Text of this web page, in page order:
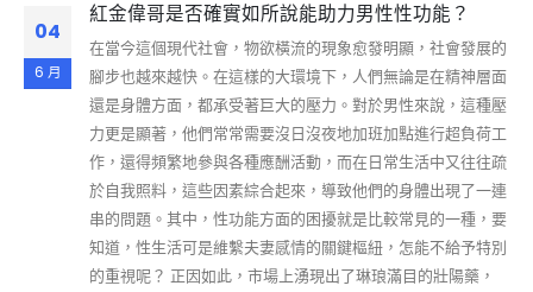
04
6 月
紅金偉哥是否確實如所說能助力男性性功能？
在當今這個現代社會，物欲橫流的現象愈發明顯，社會發展的
腳步也越來越快。在這樣的大環境下，人們無論是在精神層面
還是身體方面，都承受著巨大的壓力。對於男性來說，這種壓
力更是顯著，他們常常需要沒日沒夜地加班加點進行超負荷工
作，還得頻繁地參與各種應酬活動，而在日常生活中又往往疏
於自我照料，這些因素綜合起來，導致他們的身體出現了一連
串的問題。其中，性功能方面的困擾就是比較常見的一種，要
知道，性生活可是維繫夫妻感情的關鍵樞紐，怎能不給予特別
的重視呢？ 正因如此，市場上湧現出了琳琅滿目的壯陽藥，